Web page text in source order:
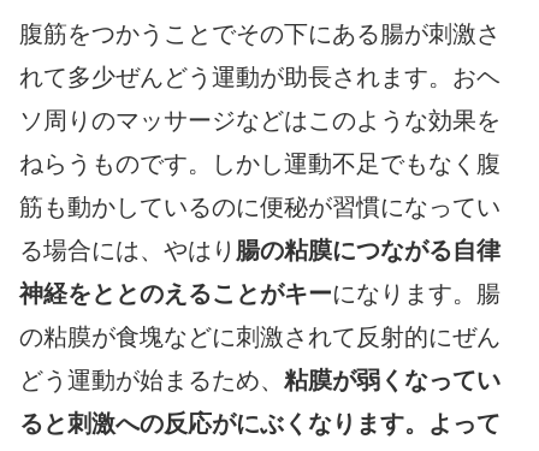
腹筋をつかうことでその下にある腸が刺激さ
れて多少ぜんどう運動が助長されます。おヘ
ソ周りのマッサージなどはこのような効果を
ねらうものです。しかし運動不足でもなく腹
筋も動かしているのに便秘が習慣になってい
る場合には、やはり 腸の粘膜につながる自律
神経をととのえることがキーになります。腸
の粘膜が食塊などに刺激されて反射的にぜん
どう運動が始まるため、 粘膜が弱くなってい
ると刺激への反応がにぶくなります。よって